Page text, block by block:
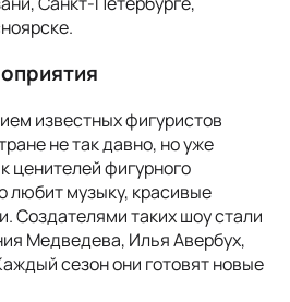
известных фигуристов
не так давно, но уже
ценителей фигурного
любит музыку, красивые
Создателями таких шоу стали
Медведева, Илья Авербух,
сезон они готовят новые